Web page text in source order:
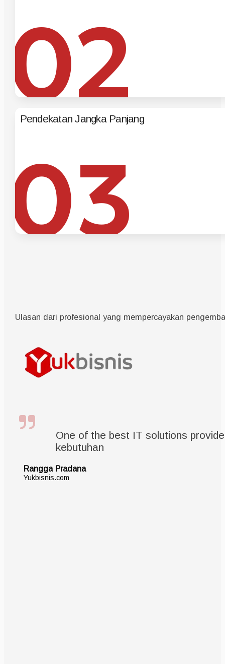
02
Pendekatan Jangka Panjang
03
Ulasan dari profesional yang mempercayakan
One of the best IT solutions
kebutuhan
Rangga Pradana
Yukbisnis.com